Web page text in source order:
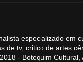
especializado em
de tv, critico de artes
- Botequim Cultural,